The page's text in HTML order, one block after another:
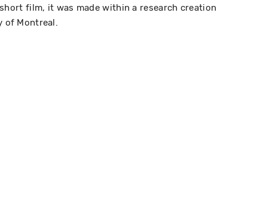
film, it was made within a research creation
of Montreal.